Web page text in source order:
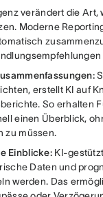
verändert die Art,
Moderne
erstellt KI auf
So erhalten
einen Überblick,
zu müssen.
Einblicke:KI-
Daten und
werden. Das